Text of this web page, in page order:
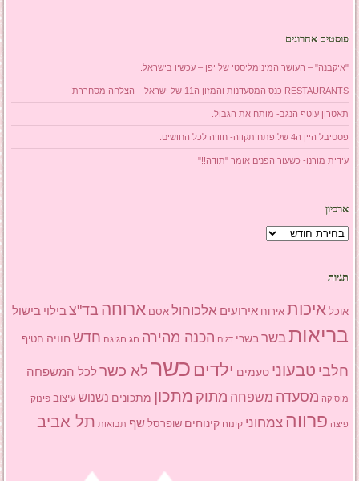
פוסטים אחרונים
"איקבנה" – העושר המינימליסטי של יפן – עכשיו בישראל.
RESTAURANTS כנס המסעדנות והמזון ה11 של ישראל – הצלחה מסחררת!
תאטרון עוטף הנגב- מותח את הגבול.
פסטיבל היין ה4 של פתח תקווה- חוויה לכל החושים.
עידית מורנו- כשעור הפנים אומר "תודה!!"
ארכיון
ארכיון
תגיות
אוכל איכות אירוח אירועים אלכוהול אסם ארוחה בד"צ בילוי בישול
בריאותבשר בשרי דגים הכנה מהירה חג חגיגה חדש חוויה חטיף
חלבי טבעוני טעמים ילדים כשרלא כשר לכל המשפחה
מוסיקה מסעדה משפחה מתוק מתכון מתכונים נשנוש עיצוב פינוק
פיצה פרווה צמחוני קינוח קינוחים שופרסל שף תבואות תל אביב